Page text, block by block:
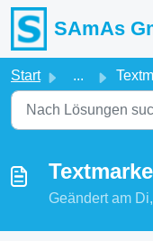
Zum
SAmAs
Start ...
Geändert am